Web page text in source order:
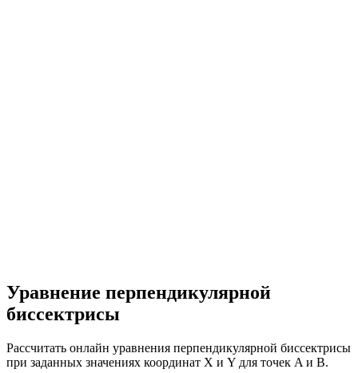
Уравнение перпендикулярной
биссектрисы
Рассчитать онлайн уравнения перпендикулярной биссектрисы
при заданных значениях координат X и Y для точек A и B.